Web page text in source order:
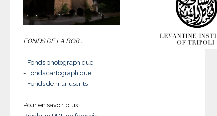
FONDS DE LA BOB :
- Fonds photographique
- Fonds cartographique
- Fonds de manuscrits
Pour en savoir plus :